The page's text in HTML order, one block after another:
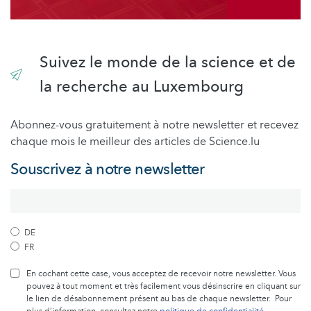
Suivez le monde de la science et de
la recherche au Luxembourg
Abonnez-vous gratuitement à notre newsletter et recevez
chaque mois le meilleur des articles de Science.lu
Souscrivez à notre newsletter
DE
FR
En cochant cette case, vous acceptez de recevoir notre newsletter. Vous
pouvez à tout moment et très facilement vous désinscrire en cliquant sur
le lien de désabonnement présent au bas de chaque newsletter. Pour